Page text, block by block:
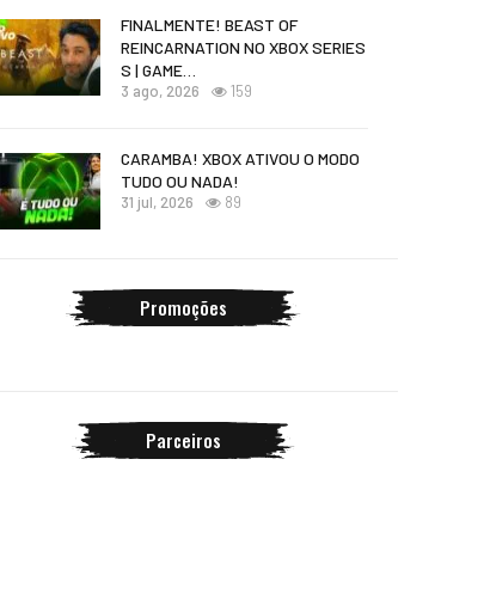
FINALMENTE! BEAST OF
REINCARNATION NO XBOX SERIES
S | GAME…
3 ago, 2026 159
CARAMBA! XBOX ATIVOU O MODO
TUDO OU NADA!
31 jul, 2026 89
Promoções
Parceiros